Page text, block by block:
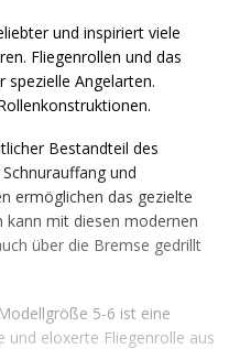
und inspiriert viele
Fliegenrollen und das
spezielle Angelarten.
Bestandteil des
und
ermöglichen das gezielte
kann mit diesen modernen
über die Bremse gedrillt
5-6 ist eine
und eloxerte Fliegenrolle aus